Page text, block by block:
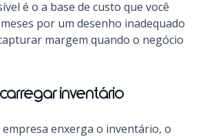
é o a base de custo que você
por um desenho inadequado
margem quando o negócio
inventário
enxerga o inventário, o